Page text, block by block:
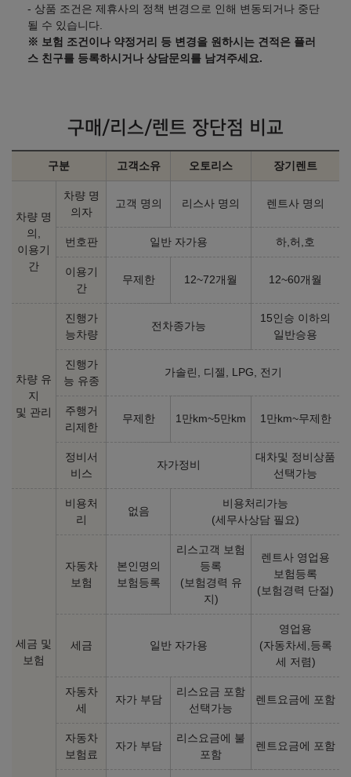
- 상품 조건은 제휴사의 정책 변경으로 인해 변동되거나 중단
될 수 있습니다.
※ 보험 조건이나 약정거리 등 변경을 원하시는 견적은 플러
스 친구를 등록하시거나 상담문의를 남겨주세요.
구매/리스/렌트 장단점 비교
구분 고객소유 오토리스 장기렌트
차량 명
의,
이용기
간
차량 명
의자
고객 명의 리스사 명의 렌트사 명의
번호판 일반 자가용 하,허,호
이용기
간
무제한 12~72개월 12~60개월
차량 유
지
및 관리
진행가
능차량
전차종가능
15인승 이하의
일반승용
진행가
능 유종
가솔린, 디젤, LPG, 전기
주행거
리제한
무제한 1만km~5만km 1만km~무제한
정비서
비스
자가정비
대차및 정비상품
선택가능
세금 및
보험
비용처
리
없음
비용처리가능
(세무사상담 필요)
자동차
보험
본인명의
보험등록
리스고객 보험
등록
(보험경력 유
지)
렌트사 영업용
보험등록
(보험경력 단절)
세금 일반 자가용
영업용
(자동차세,등록
세 저렴)
자동차
세
자가 부담
리스요금 포함
선택가능
렌트요금에 포함
자동차
보험료
자가 부담
리스요금에 불
포함
렌트요금에 포함